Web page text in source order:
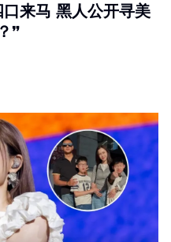
来马 黑人公开寻美
”